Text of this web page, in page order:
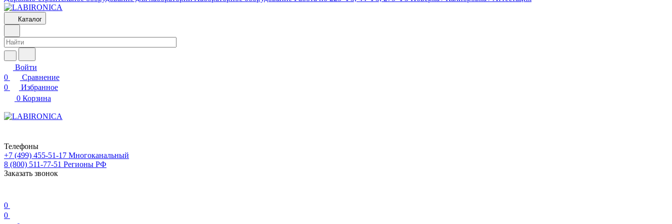
Каталог
Войти
0
Сравнение
0
Избранное
0 Корзина
Телефоны
+7 (499) 455-51-17 Многоканальный
8 (800) 511-77-51 Регионы РФ
Заказать звонок
0
0